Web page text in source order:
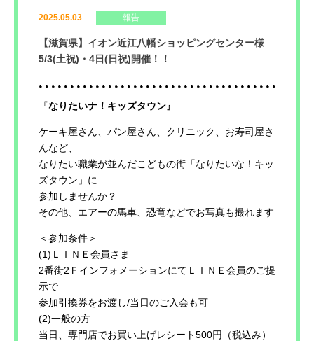
2025.05.03 報告
【滋賀県】イオン近江八幡ショッピングセンター様
5/3(土祝)・4日(日祝)開催！！
『なりたいナ！キッズタウン』
ケーキ屋さん、パン屋さん、クリニック、お寿司屋さ
んなど、
なりたい職業が並んだこどもの街「なりたいな！キッ
ズタウン」に
参加しませんか？
その他、エアーの馬車、恐竜などでお写真も撮れます
＜参加条件＞
(1)ＬＩＮＥ会員さま
2番街2ＦインフォメーションにてＬＩＮＥ会員のご提
示で
参加引換券をお渡し/当日のご入会も可
(2)一般の方
当日、専門店でお買い上げレシート500円（税込み）